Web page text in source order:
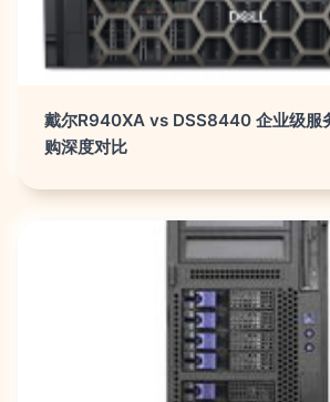
戴尔R940XA vs DSS8440 企业级服
购深度对比